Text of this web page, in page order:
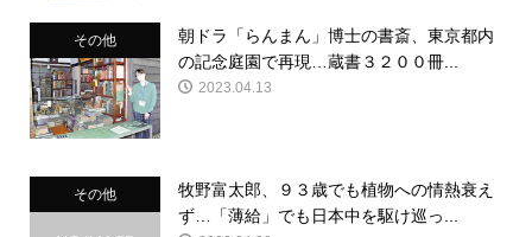
その他
朝ドラ「らんまん」博士の書斎、東京都内
の記念庭園で再現…蔵書３２００冊...
2023.04.13
その他
牧野富太郎、９３歳でも植物への情熱衰え
ず…「薄給」でも日本中を駆け巡っ...